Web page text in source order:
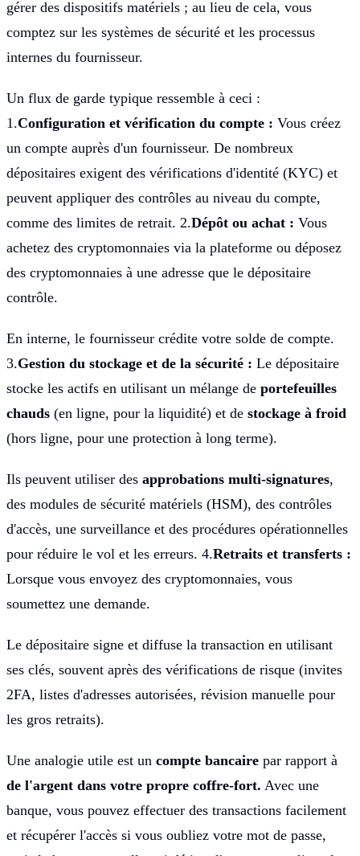
gérer des dispositifs matériels ; au lieu de cela, vous
comptez sur les systèmes de sécurité et les processus
internes du fournisseur.
Un flux de garde typique ressemble à ceci :
1.Configuration et vérification du compte : Vous créez
un compte auprès d'un fournisseur. De nombreux
dépositaires exigent des vérifications d'identité (KYC) et
peuvent appliquer des contrôles au niveau du compte,
comme des limites de retrait. 2.Dépôt ou achat : Vous
achetez des cryptomonnaies via la plateforme ou déposez
des cryptomonnaies à une adresse que le dépositaire
contrôle.
En interne, le fournisseur crédite votre solde de compte.
3.Gestion du stockage et de la sécurité : Le dépositaire
stocke les actifs en utilisant un mélange de portefeuilles
chauds (en ligne, pour la liquidité) et de stockage à froid
(hors ligne, pour une protection à long terme).
Ils peuvent utiliser des approbations multi-signatures,
des modules de sécurité matériels (HSM), des contrôles
d'accès, une surveillance et des procédures opérationnelles
pour réduire le vol et les erreurs. 4.Retraits et transferts :
Lorsque vous envoyez des cryptomonnaies, vous
soumettez une demande.
Le dépositaire signe et diffuse la transaction en utilisant
ses clés, souvent après des vérifications de risque (invites
2FA, listes d'adresses autorisées, révision manuelle pour
les gros retraits).
Une analogie utile est un compte bancaire par rapport à
de l'argent dans votre propre coffre-fort. Avec une
banque, vous pouvez effectuer des transactions facilement
et récupérer l'accès si vous oubliez votre mot de passe,